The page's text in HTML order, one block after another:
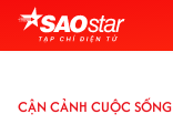
CẬN CẢNH CUỘC SỐNG